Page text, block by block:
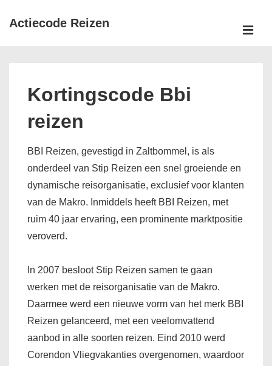
Doorgaan
Actiecode Reizen
Kortingscode Bbi
reizen
BBI Reizen, gevestigd in Zaltbommel, is als
onderdeel van Stip Reizen een snel groeiende en
dynamische reisorganisatie, exclusief voor klanten
van de Makro. Inmiddels heeft BBI Reizen, met
ruim 40 jaar ervaring, een prominente marktpositie
veroverd.
In 2007 besloot Stip Reizen samen te gaan
werken met de reisorganisatie van de Makro.
Daarmee werd een nieuwe vorm van het merk BBI
Reizen gelanceerd, met een veelomvattend
aanbod in alle soorten reizen. Eind 2010 werd
Corendon Vliegvakanties overgenomen, waardoor